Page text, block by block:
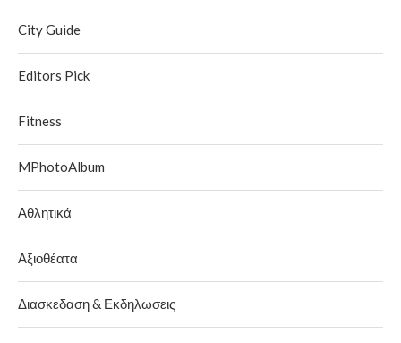
City Guide
Editors Pick
Fitness
MPhotoAlbum
Αθλητικά
Αξιοθέατα
Διασκεδαση & Εκδηλωσεις